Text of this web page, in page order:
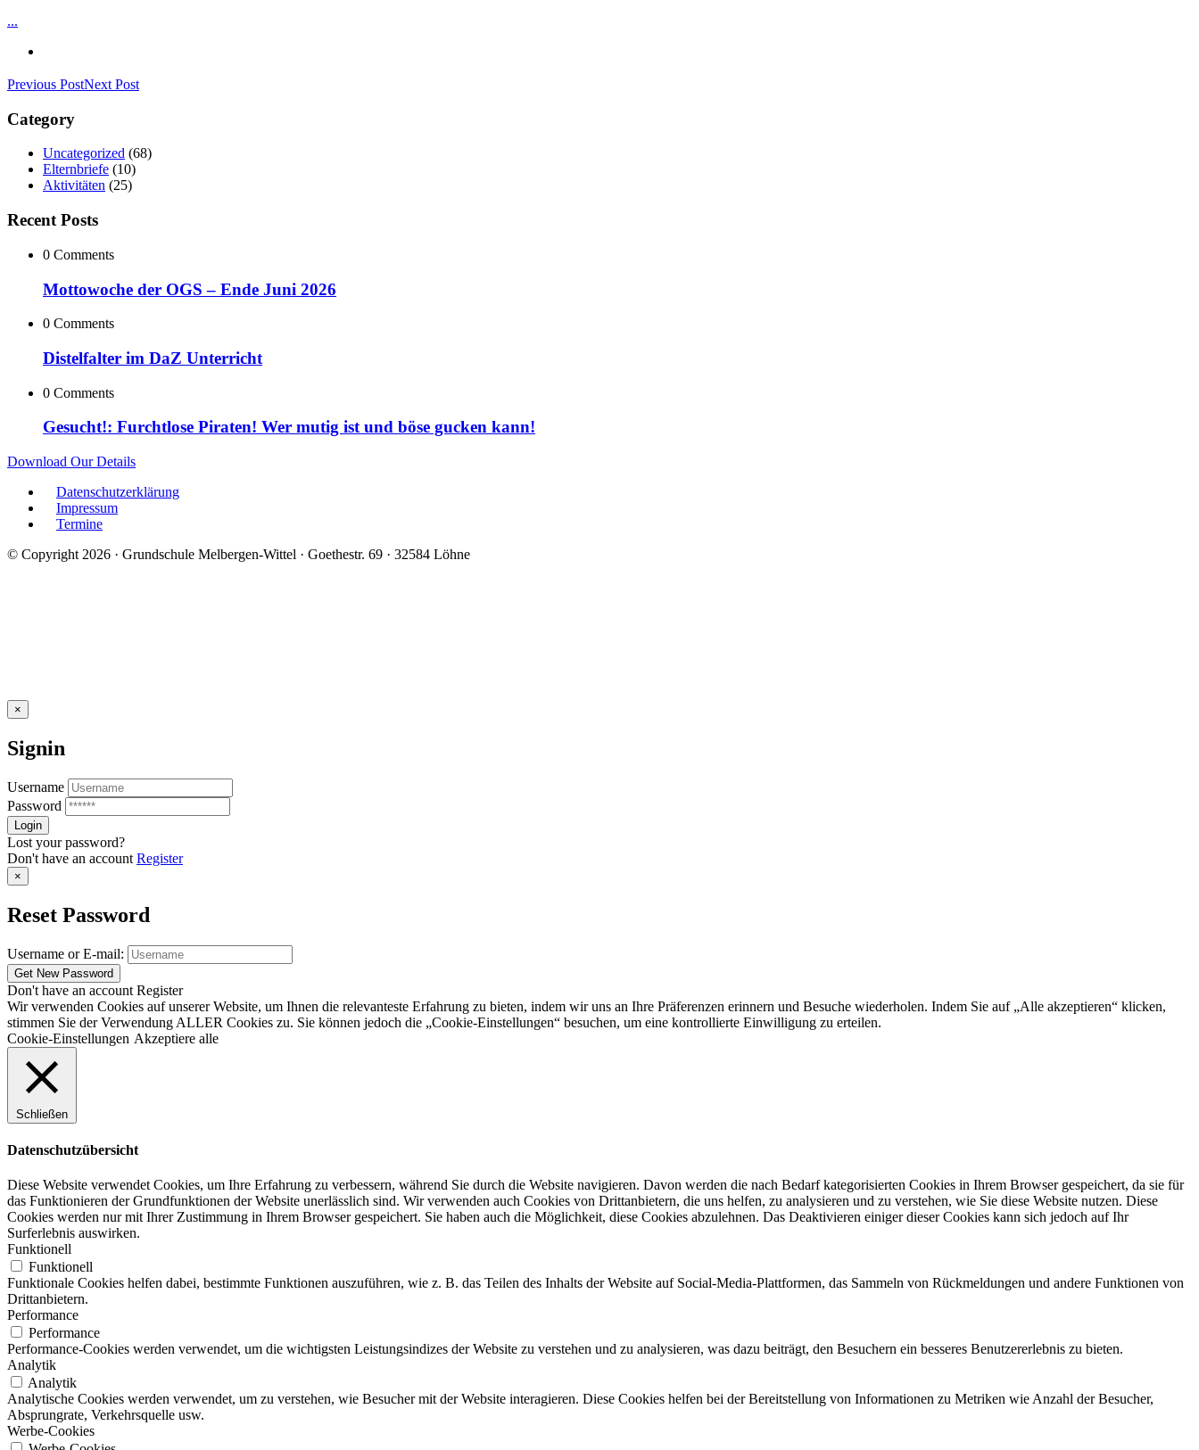
...
Previous PostNext Post
Category
Uncategorized (68)
Elternbriefe (10)
Aktivitäten (25)
Recent Posts
0 Comments
Mottowoche der OGS – Ende Juni 2026
0 Comments
Distelfalter im DaZ Unterricht
0 Comments
Gesucht!: Furchtlose Piraten! Wer mutig ist und böse gucken kann!
Download Our Details
Datenschutzerklärung
Impressum
Termine
© Copyright 2026 · Grundschule Melbergen-Wittel · Goethestr. 69 · 32584 Löhne
×
Signin
Username
Password
Lost your password?
Don't have an account Register
×
Reset Password
Username or E-mail:
Don't have an account Register
Wir verwenden Cookies auf unserer Website, um Ihnen die relevanteste Erfahrung zu bieten, indem wir uns an Ihre Präferenzen erinnern und Besuche wiederholen. Indem Sie auf „Alle akzeptieren“ klicken,
stimmen Sie der Verwendung ALLER Cookies zu. Sie können jedoch die „Cookie-Einstellungen“ besuchen, um eine kontrollierte Einwilligung zu erteilen.
Cookie-Einstellungen Akzeptiere alle
Schließen
Datenschutzübersicht
Diese Website verwendet Cookies, um Ihre Erfahrung zu verbessern, während Sie durch die Website navigieren. Davon werden die nach Bedarf kategorisierten Cookies in Ihrem Browser gespeichert, da sie für
das Funktionieren der Grundfunktionen der Website unerlässlich sind. Wir verwenden auch Cookies von Drittanbietern, die uns helfen, zu analysieren und zu verstehen, wie Sie diese Website nutzen. Diese
Cookies werden nur mit Ihrer Zustimmung in Ihrem Browser gespeichert. Sie haben auch die Möglichkeit, diese Cookies abzulehnen. Das Deaktivieren einiger dieser Cookies kann sich jedoch auf Ihr
Surferlebnis auswirken.
Funktionell
Funktionell
Funktionale Cookies helfen dabei, bestimmte Funktionen auszuführen, wie z. B. das Teilen des Inhalts der Website auf Social-Media-Plattformen, das Sammeln von Rückmeldungen und andere Funktionen von
Drittanbietern.
Performance
Performance
Performance-Cookies werden verwendet, um die wichtigsten Leistungsindizes der Website zu verstehen und zu analysieren, was dazu beiträgt, den Besuchern ein besseres Benutzererlebnis zu bieten.
Analytik
Analytik
Analytische Cookies werden verwendet, um zu verstehen, wie Besucher mit der Website interagieren. Diese Cookies helfen bei der Bereitstellung von Informationen zu Metriken wie Anzahl der Besucher,
Absprungrate, Verkehrsquelle usw.
Werbe-Cookies